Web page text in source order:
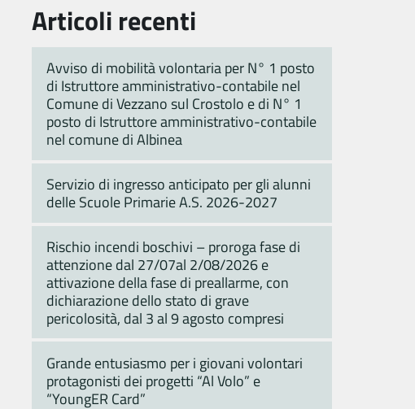
Articoli recenti
Avviso di mobilità volontaria per N° 1 posto
di Istruttore amministrativo-contabile nel
Comune di Vezzano sul Crostolo e di N° 1
posto di Istruttore amministrativo-contabile
nel comune di Albinea
Servizio di ingresso anticipato per gli alunni
delle Scuole Primarie A.S. 2026-2027
Rischio incendi boschivi – proroga fase di
attenzione dal 27/07al 2/08/2026 e
attivazione della fase di preallarme, con
dichiarazione dello stato di grave
pericolosità, dal 3 al 9 agosto compresi
Grande entusiasmo per i giovani volontari
protagonisti dei progetti “Al Volo” e
“YoungER Card”